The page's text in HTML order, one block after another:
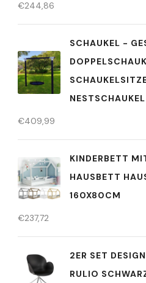
€244,86
SCHAUKEL -
NESTSCHAUKEL
€409,99
KINDERBETT
HAUSBETT
160X80CM
€237,72
2ER SET
RULIO